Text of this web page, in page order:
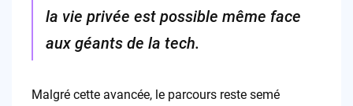
la vie privée est possible même face
aux géants de la tech.
Malgré cette avancée, le parcours reste semé